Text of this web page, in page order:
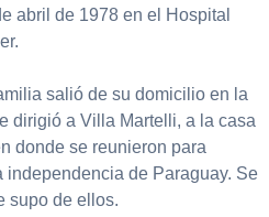
abril de 1978 en el Hospital
salió de su domicilio en la
dirigió a Villa Martelli, a la casa
donde se reunieron para
de Paraguay. Se
supo de ellos.